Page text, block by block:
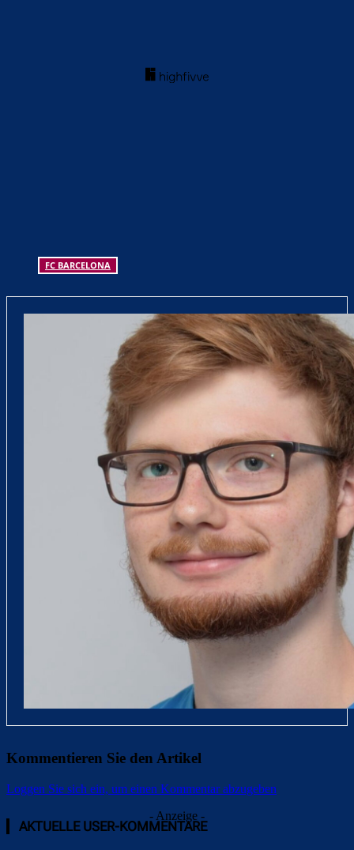
FC BARCELONA
Kommentieren Sie den Artikel
Loggen Sie sich ein, um einen Kommentar abzugeben
- Anzeige -
AKTUELLE USER-KOMMENTARE